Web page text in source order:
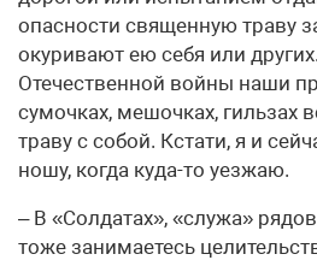
опасности священную траву
окуривают ею себя или
Отечественной войны наши
сумочках, мешочках, гильзах
траву с собой. Кстати, я и
ношу, когда куда-то уезжаю.
– В «Солдатах», «служа»
тоже занимаетесь